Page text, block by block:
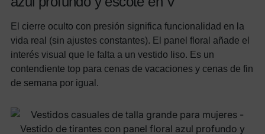
El cierre oculto con presión significa funcionalidad en la
vida real (sin ajustes constantes). El panel floral añade el
interés visual que le falta a un vestido liso. Es un
contendiente top para cenas de vacaciones y cenas de fin
de semana por igual.